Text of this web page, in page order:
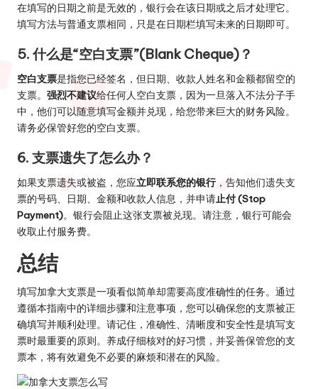
在填写的日期之前是无效的，银行会在该日期或之后才处理它。
填写方法与普通支票相同，只是在日期栏填写未来的日期即可。
5. 什么是“空白支票”(Blank Cheque)？
空白支票是指您已经签名，但日期、收款人姓名和金额都留空的
支票。 强烈不建议给任何人空白支票，因为一旦落入不法分子手
中，他们可以随意填写金额并兑现，给您带来巨大的财务风险。
请务必保管好您的空白支票。
6. 支票遗失了怎么办？
如果支票遗失或被盗，您应立即联系您的银行，告知他们遗失支
票的号码、日期、金额和收款人信息，并申请止付 (Stop
Payment)。银行会阻止这张支票被兑现。请注意，银行可能会
收取止付服务费。
总结
填写加拿大支票是一项看似简单却需要高度准确性的任务。通过
遵循本指南中的详细步骤和注意事项，您可以确保您的支票被正
确填写并顺利处理。请记住，准确性、清晰度和安全性是填写支
票时最重要的原则。养成仔细核对的好习惯，并妥善保管您的支
票本，将有效避免不必要的麻烦和潜在的风险。